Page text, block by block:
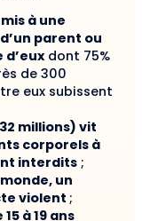
à une
parent ou
d’euxdont 75%
de 300
eux subissent
millions) vit
corporels à
interdits;
un
violent ;
à 19 ans